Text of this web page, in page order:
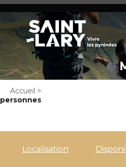
Accueil >
personnes
Localisation